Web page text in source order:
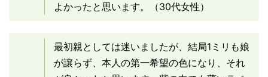
よかったと思います。（30代女性）
最初親としては迷いましたが、結局1ミリも娘
が譲らず、本人の第一希望の色になり、それ